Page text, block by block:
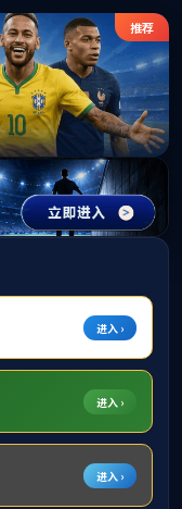
App Store
队伍 学术交流
>人才培养